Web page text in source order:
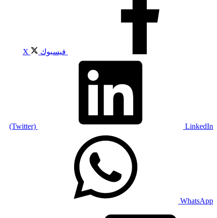
فيسبوك X
(Twitter) LinkedIn
WhatsApp